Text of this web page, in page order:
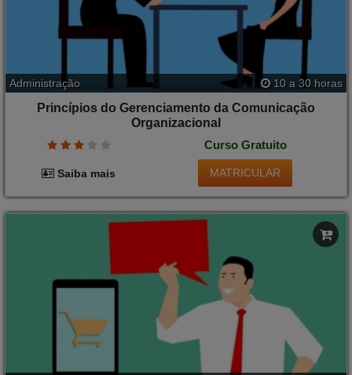
Administração 10 a 30 horas
Princípios do Gerenciamento da Comunicação
Organizacional
Curso Gratuito
Saiba mais MATRICULAR